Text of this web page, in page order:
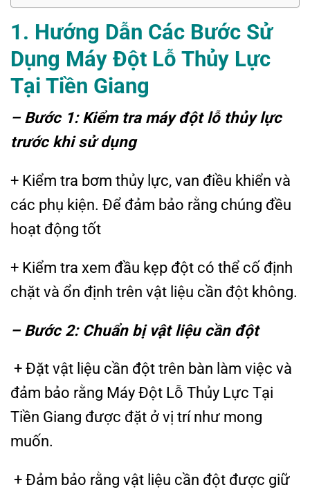
1. Hướng Dẫn Các Bước Sử
Dụng Máy Đột Lỗ Thủy Lực
Tại Tiền Giang
– Bước 1: Kiểm tra máy đột lỗ thủy lực
trước khi sử dụng
+ Kiểm tra bơm thủy lực, van điều khiển và
các phụ kiện. Để đảm bảo rằng chúng đều
hoạt động tốt
+ Kiểm tra xem đầu kẹp đột có thể cố định
chặt và ổn định trên vật liệu cần đột không.
– Bước 2: Chuẩn bị vật liệu cần đột
+ Đặt vật liệu cần đột trên bàn làm việc và
đảm bảo rằng Máy Đột Lỗ Thủy Lực Tại
Tiền Giang được đặt ở vị trí như mong
muốn.
+ Đảm bảo rằng vật liệu cần đột được giữ